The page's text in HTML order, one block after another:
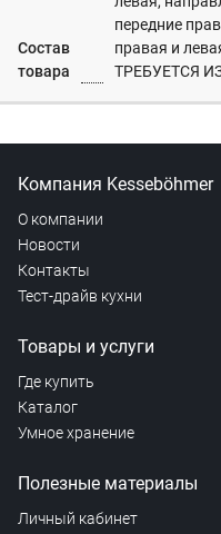
Состав
товара
передние
правая и
ТРЕБУЕТСЯ
Компания Kesseböhmer
О компании
Новости
Контакты
Тест-драйв кухни
Товары и услуги
Где купить
Каталог
Умное хранение
Полезные материалы
Личный кабинет